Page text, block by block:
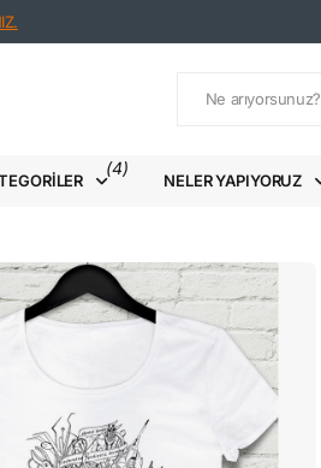
(4)
NELER YAPIYORUZ